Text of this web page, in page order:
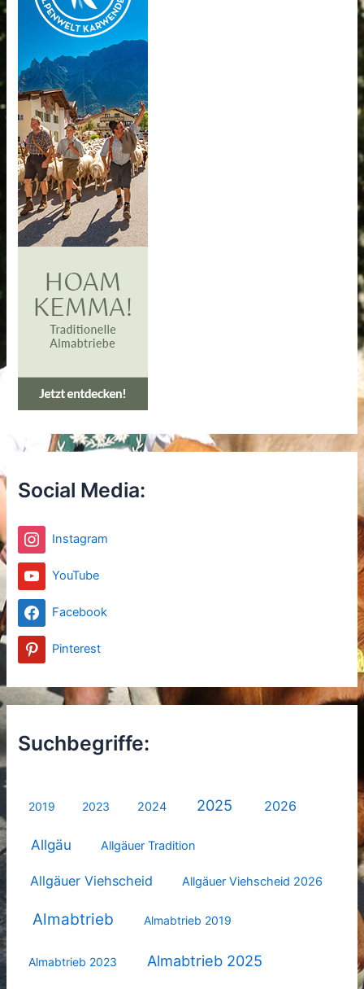
Social Media:
Instagram
YouTube
Facebook
Pinterest
Suchbegriffe:
2019 2023 2024 2025 2026
Allgäu Allgäuer Tradition
Allgäuer Viehscheid Allgäuer Viehscheid 2026
Almabtrieb Almabtrieb 2019
Almabtrieb 2023 Almabtrieb 2025